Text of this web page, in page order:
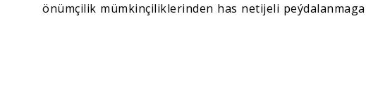
önümçilik mümkinçiliklerinden has netijeli